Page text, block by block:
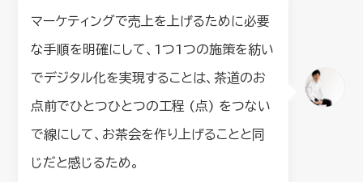
マーケティングで売上を上げるために必要
な手順を明確にして、1つ1つの施策を紡い
でデジタル化を実現することは、茶道のお
点前でひとつひとつの工程 (点) をつない
で線にして、お茶会を作り上げることと同
じだと感じるため。